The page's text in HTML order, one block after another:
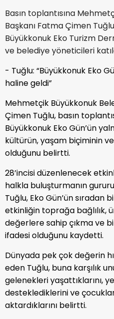
Basın toplantısına
Başkanı Fatma Çimen
Büyükkonuk Eko Turizm
ve belediye yöneticileri
- Tuğlu: “Büyükkonuk Eko
haline geldi”
Mehmetçik Büyükkonuk
Çimen Tuğlu, basın
Büyükkonuk Eko Gün’ün
kültürün, yaşam biçiminin
olduğunu belirtti.
28’incisi düzenlenecek
halkla buluşturmanın
Tuğlu, Eko Gün’ün sıradan
etkinliğin toprağa bağlılık,
değerlere sahip çıkma ve
ifadesi olduğunu kaydetti.
Dünyada pek çok değerin
eden Tuğlu, buna karşılık
gelenekleri yaşattıklarını,
desteklediklerini ve
aktardıklarını belirtti.